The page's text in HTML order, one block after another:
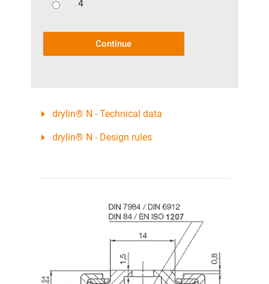
4
Continue
drylin® N - Technical data
drylin® N - Design rules